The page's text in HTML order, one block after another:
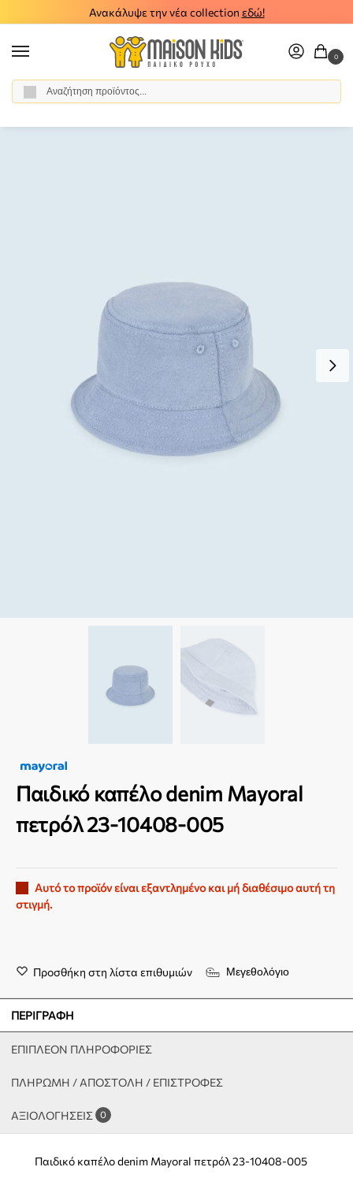
Ανακάλυψε την νέα collection εδώ!
0
Αρχική σελίδα / Αγόρι / Αξεσουάρ
Παιδικό καπέλο denim Mayoral
πετρόλ 23-10408-005
Αυτό το προϊόν είναι εξαντλημένο και μή διαθέσιμο αυτή τη
στιγμή.
Προσθήκη στη λίστα επιθυμιών Μεγεθολόγιο
ΠΕΡΙΓΡΑΦΉ
ΕΠΙΠΛΈΟΝ ΠΛΗΡΟΦΟΡΊΕΣ
ΠΛΗΡΩΜΗ / ΑΠΟΣΤΟΛΗ / ΕΠΙΣΤΡΟΦΕΣ
ΑΞΙΟΛΟΓΉΣΕΙΣ 0
Παιδικό καπέλο denim Mayoral πετρόλ 23-10408-005